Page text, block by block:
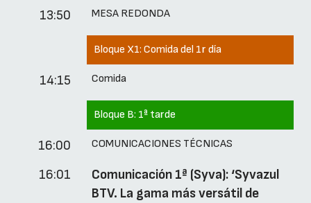
13:50 MESA REDONDA
Bloque X1: Comida del 1r día
14:15 Comida
Bloque B: 1ª tarde
16:00 COMUNICACIONES TÉCNICAS
16:01
Comunicación 1ª (Syva): ‘Syvazul
BTV. La gama más versátil de